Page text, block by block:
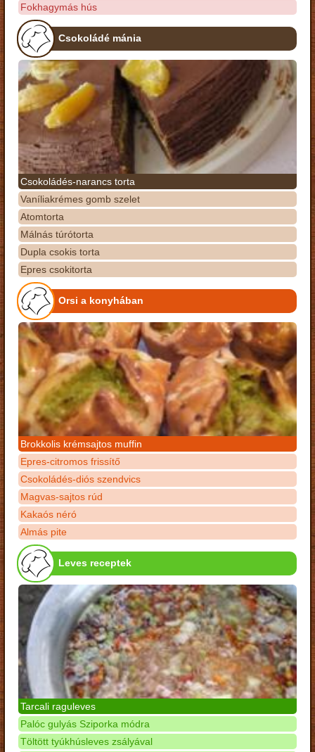
Fokhagymás hús
Csokoládé mánia
Csokoládés-narancs torta
Vaníliakrémes gomb szelet
Atomtorta
Málnás túrótorta
Dupla csokis torta
Epres csokitorta
Orsi a konyhában
Brokkolis krémsajtos muffin
Epres-citromos frissítő
Csokoládés-diós szendvics
Magvas-sajtos rúd
Kakaós néró
Almás pite
Leves receptek
Tarcali raguleves
Palóc gulyás Sziporka módra
Töltött tyúkhúsleves zsályával